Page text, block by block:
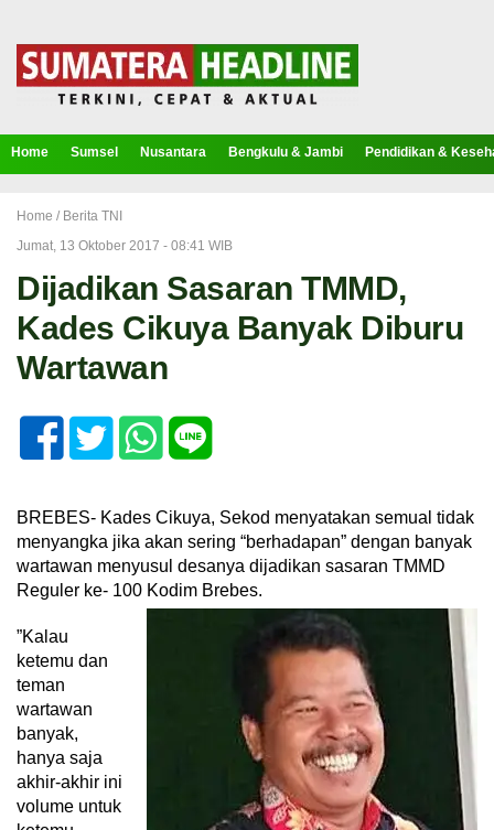
Home Sumsel Nusantara Bengkulu & Jambi Pendidikan &
Home / Berita TNI
Jumat, 13 Oktober 2017 - 08:41 WIB
Dijadikan Sasaran TMMD,
Kades Cikuya Banyak Diburu
Wartawan
BREBES- Kades Cikuya, Sekod menyatakan semual tidak
menyangka jika akan sering “berhadapan” dengan banyak
wartawan menyusul desanya dijadikan sasaran TMMD
Reguler ke- 100 Kodim Brebes.
”Kalau
ketemu dan
teman
wartawan
banyak,
hanya saja
akhir-akhir ini
volume untuk